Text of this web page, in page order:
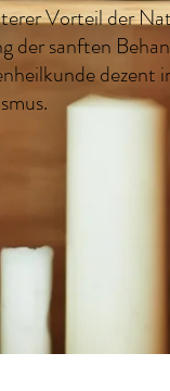
Vorteil der
der sanften
dezent